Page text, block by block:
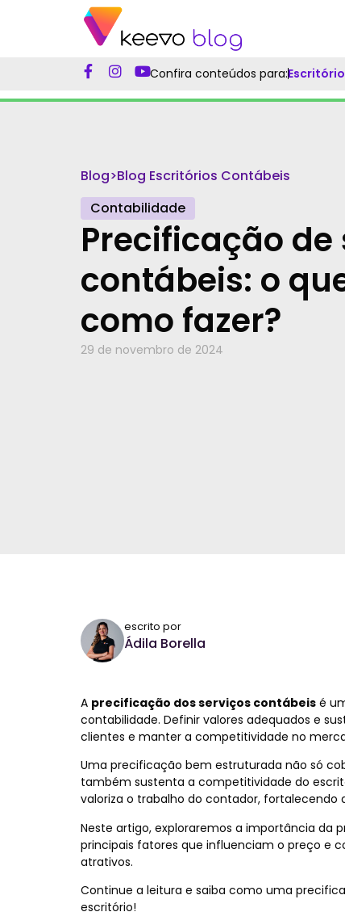
Confira conteúdos para:
Blog>Blog Escritórios Contábeis
Contabilidade
Precificação de
contábeis: o
como fazer?
29 de novembro de 2024
escrito por
Ádila Borella
A precificação dos serviços contábeis é
contabilidade. Definir valores adequados e
clientes e manter a competitividade no
Uma precificação bem estruturada não só
também sustenta a competitividade do
valoriza o trabalho do contador,
Neste artigo, exploraremos a importância da
principais fatores que influenciam o preço e
atrativos.
Continue a leitura e saiba como uma
escritório!